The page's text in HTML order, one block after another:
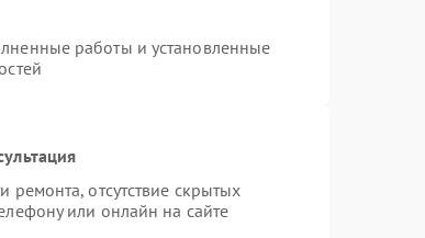
работы и установленные
ремонта, отсутствие скрытых
или онлайн на сайте